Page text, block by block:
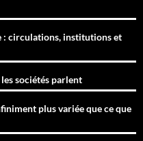
: circulations, institutions et
sociétés parlent
plus variée que ce que